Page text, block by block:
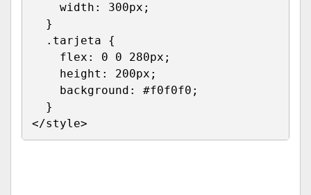
width : 300px ;
}
.tarjeta
{
flex : 0 0 280px ;
height : 200px ;
background : #f0f0f0 ;
}
</style>